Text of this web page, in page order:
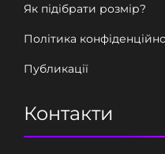
Як підібрати розмір?
Політика
Публикації
Контакти